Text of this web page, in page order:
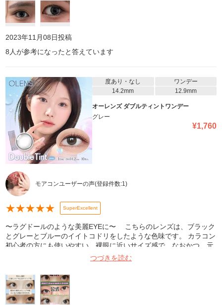
ごろごろ感も気になりせんでした！
2023年11月08日投稿
8 人が参考になったと答えています
度あり・なし
ワンデー
14.2mm
12.9mm
オーレンズ ダブルティントワンデー
グレー
¥1,760
モアコンユーザーの声(登録件数:1)
★★★★★ SuperExcellent
〜ラグドールのような美麗EYEに〜 こちらのレンズは、ブラック
とグレーとブルーのイイトコドリをしたような色味です。 カラコン
初心者の方にも使いやすい、裸眼に近いサイズ感で、なおかつ、元
の瞳の色を活かせるデザインのため、瞳に馴染みやすく感じまし
た。ハイライトの入ったレンズは、他のタイプのレンズと比べて、
瞳にツヤ感や立体感が出るので、奥目の方や一重、奥二重の方等、
瞳の印象が弱くなりがちな方にもオススメです。ただ、唯一、瞬き
等によってレンズがぐるぐる回ってしまうことによって、ハイライ
トの位置が移動してしまうため、どうしても違和感が生まれてしま
つづきを読む